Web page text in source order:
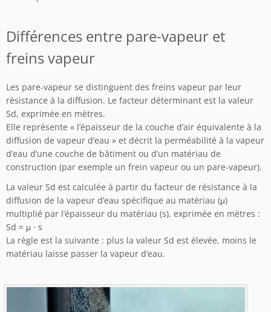
Différences entre pare-vapeur et
freins vapeur
Les pare-vapeur se distinguent des freins vapeur par leur
résistance à la diffusion. Le facteur déterminant est la valeur
Sd, exprimée en mètres.
Elle représente « l’épaisseur de la couche d’air équivalente à la
diffusion de vapeur d’eau » et décrit la perméabilité à la vapeur
d’eau d’une couche de bâtiment ou d’un matériau de
construction (par exemple un frein vapeur ou un pare-vapeur).
La valeur Sd est calculée à partir du facteur de résistance à la
diffusion de la vapeur d’eau spécifique au matériau (μ)
multiplié par l’épaisseur du matériau (s), exprimée en mètres :
Sd = μ · s
La règle est la suivante : plus la valeur Sd est élevée, moins le
matériau laisse passer la vapeur d’eau.